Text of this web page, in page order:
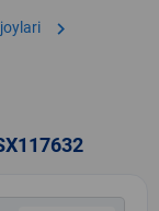
chevron_right